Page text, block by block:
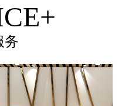
务